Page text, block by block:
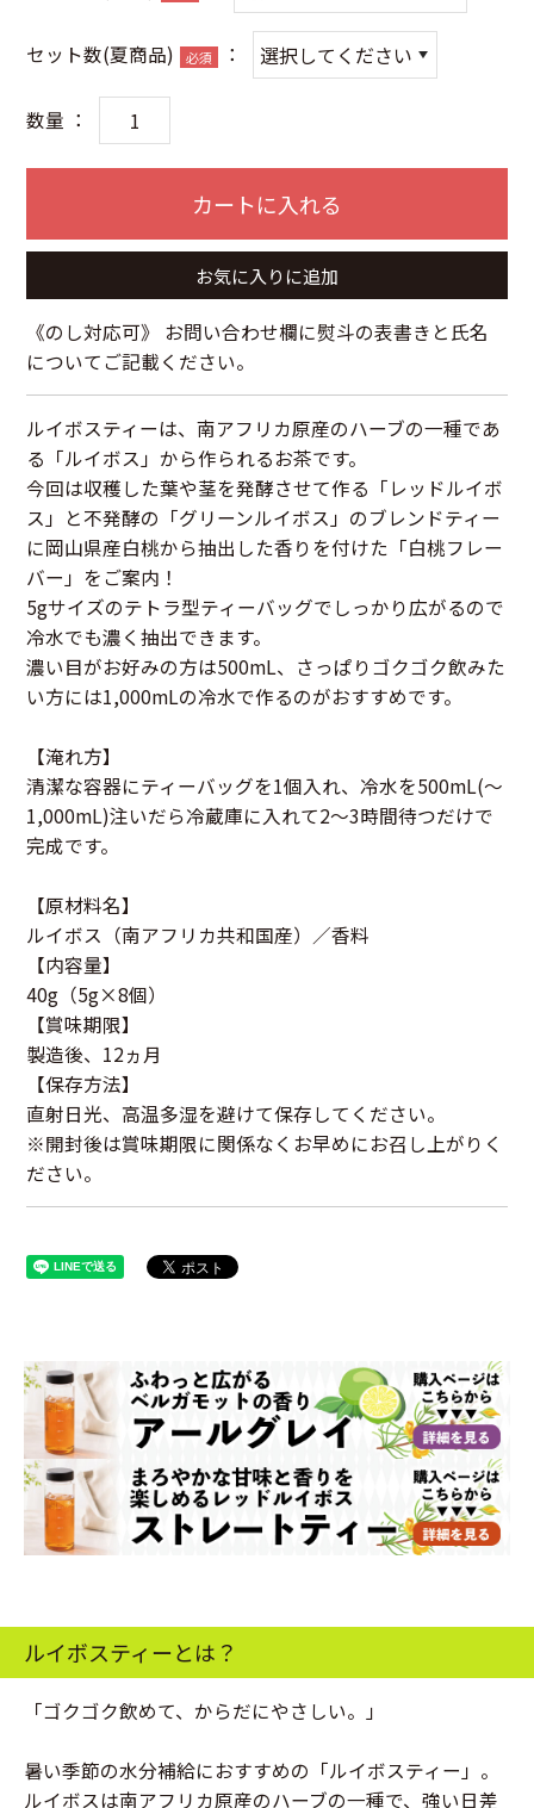
セット数(夏商品) 必須 ：
数量 ：
カートに入れる
お気に入りに追加
《のし対応可》 お問い合わせ欄に熨斗の表書きと氏名
についてご記載ください。
ルイボスティーは、南アフリカ原産のハーブの一種であ
る「ルイボス」から作られるお茶です。
今回は収穫した葉や茎を発酵させて作る「レッドルイボ
ス」と不発酵の「グリーンルイボス」のブレンドティー
に岡山県産白桃から抽出した香りを付けた「白桃フレー
バー」をご案内！
5gサイズのテトラ型ティーバッグでしっかり広がるので
冷水でも濃く抽出できます。
濃い目がお好みの方は500mL、さっぱりゴクゴク飲みた
い方には1,000mLの冷水で作るのがおすすめです。
【淹れ方】
清潔な容器にティーバッグを1個入れ、冷水を500mL(～
1,000mL)注いだら冷蔵庫に入れて2～3時間待つだけで
完成です。
【原材料名】
ルイボス（南アフリカ共和国産）／香料
【内容量】
40g（5g×8個）
【賞味期限】
製造後、12ヵ月
【保存方法】
直射日光、高温多湿を避けて保存してください。
※開封後は賞味期限に関係なくお早めにお召し上がりく
ださい。
ルイボスティーとは？
「ゴクゴク飲めて、からだにやさしい。」
暑い季節の水分補給におすすめの「ルイボスティー」。
ルイボスは南アフリカ原産のハーブの一種で、強い日差